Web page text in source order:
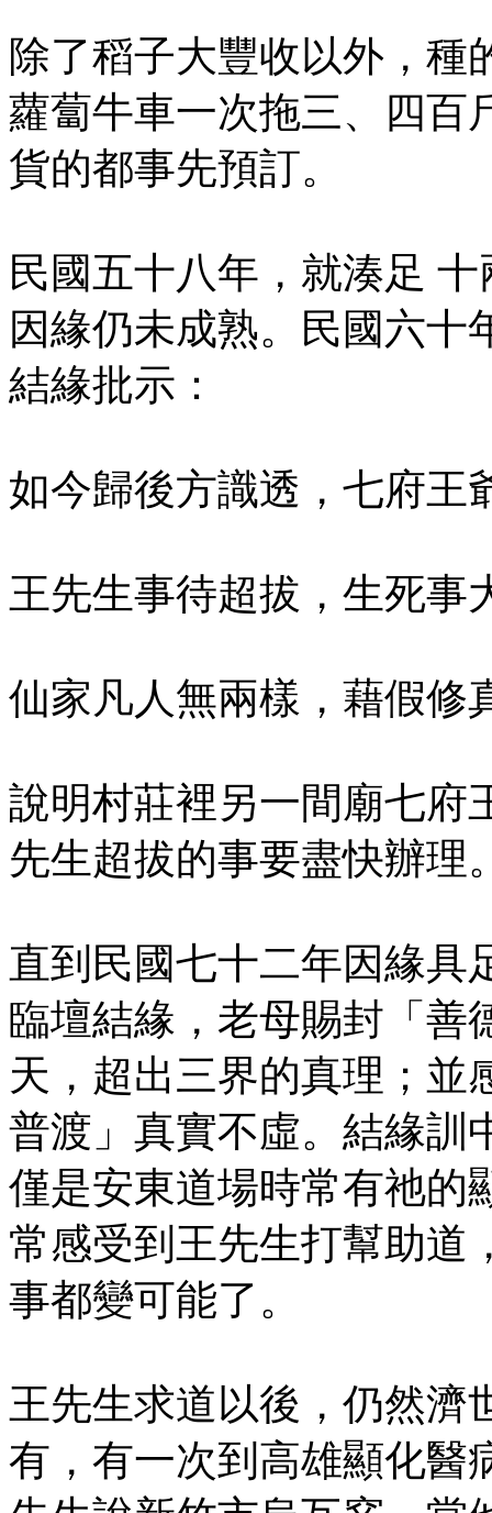
除了稻子大豐收以外，種
蘿蔔牛車一次拖三、四百
貨的都事先預訂。
民國五十八年，就湊足
因緣仍未成熟。民國六十
結緣批示：
如今歸後方識透，七府王
王先生事待超拔，生死事
仙家凡人無兩樣，藉假修
說明村莊裡另一間廟七府
先生超拔的事要盡快辦理
直到民國七十二年因緣具
臨壇結緣，老母賜封「善
天，超出三界的真理；並
普渡」真實不虛。結緣訓
僅是安東道場時常有祂的
常感受到王先生打幫助道
事都變可能了。
王先生求道以後，仍然濟
有，有一次到高雄顯化醫